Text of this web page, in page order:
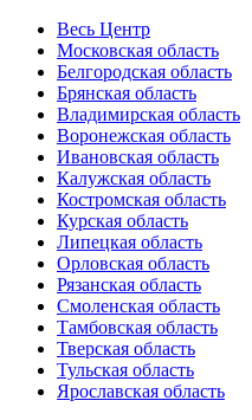
Весь Центр
Московская область
Белгородская область
Брянская область
Владимирская область
Воронежская область
Ивановская область
Калужская область
Костромская область
Курская область
Липецкая область
Орловская область
Рязанская область
Смоленская область
Тамбовская область
Тверская область
Тульская область
Ярославская область